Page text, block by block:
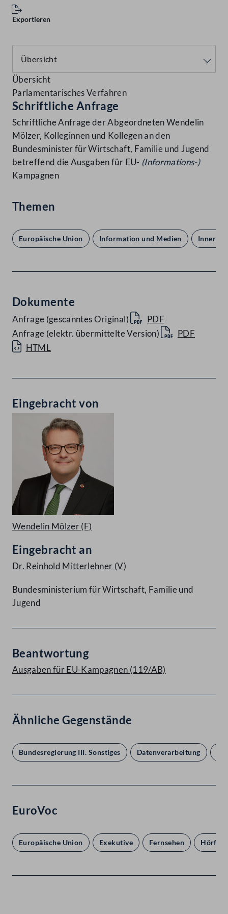
Exportieren
Übersicht
Parlamentarisches Verfahren
Schriftliche Anfrage
Schriftliche Anfrage der Abgeordneten Wendelin
Mölzer, Kolleginnen und Kollegen an den
Bundesminister für Wirtschaft, Familie und Jugend
betreffend die Ausgaben für EU- (Informations-)
Kampagnen
Themen
Europäische Union Information und Medien Inneres
Dokumente
Anfrage (gescanntes Original)
PDF
Anfrage (elektr. übermittelte Version)
PDF
HTML
Eingebracht von
Wendelin Mölzer(F)
Eingebracht an
Dr. Reinhold Mitterlehner (V)
Bundesministerium für Wirtschaft, Familie und
Jugend
Beantwortung
Ausgaben für EU-Kampagnen (119/AB)
Ähnliche Gegenstände
Bundesregierung III. Sonstiges Datenverarbeitung
EuroVoc
Europäische Union Exekutive Fernsehen